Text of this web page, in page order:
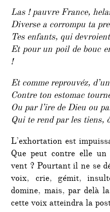
Las ! pauvre France,
Diverse a corrompu ta
Tes enfants, qui
Et pour un poil de bouc
!
Et comme reprouvéz,
Contre ton estomac
Ou par l’ire de Dieu ou
Qui te rend par les tiens,
L’exhortation est
Que peut contre elle
vent ? Pourtant il ne se
voix, crie, gémit,
domine, mais, par delà
cette voix atteindra la